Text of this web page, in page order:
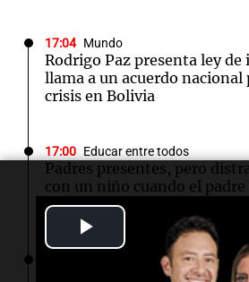
Video
17:04 Mundo
Rodrigo Paz presenta ley de
llama a un acuerdo nacional
crisis en Bolivia
17:00 Educar entre todos
Padres presentes, pero
con un niño cuando el
teléfono?
Comienza ensayo de